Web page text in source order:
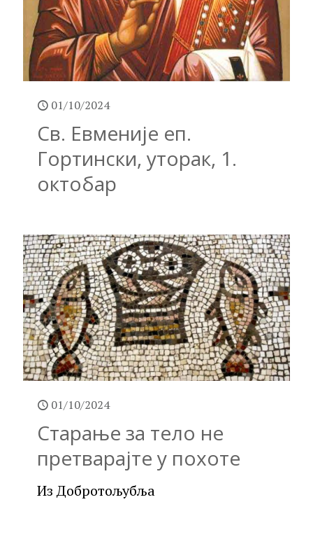
01/10/2024
Св. Евменије еп.
Гортински, уторак, 1.
октобар
01/10/2024
Старање за тело не
претварајте у похоте
Из Добротољубља